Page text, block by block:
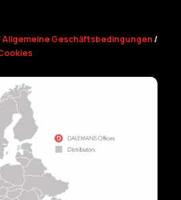
Allgemeine Geschäftsbedingungen/